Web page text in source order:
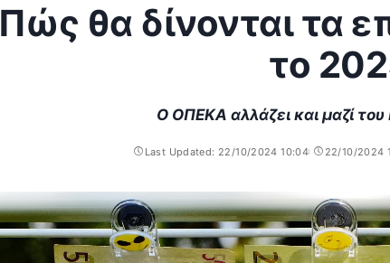
Πώς θα δίνονται τα
το
Ο ΟΠΕΚΑ αλλάζει και μαζί
Last Updated: 22/10/2024 10:04 22/10/2024